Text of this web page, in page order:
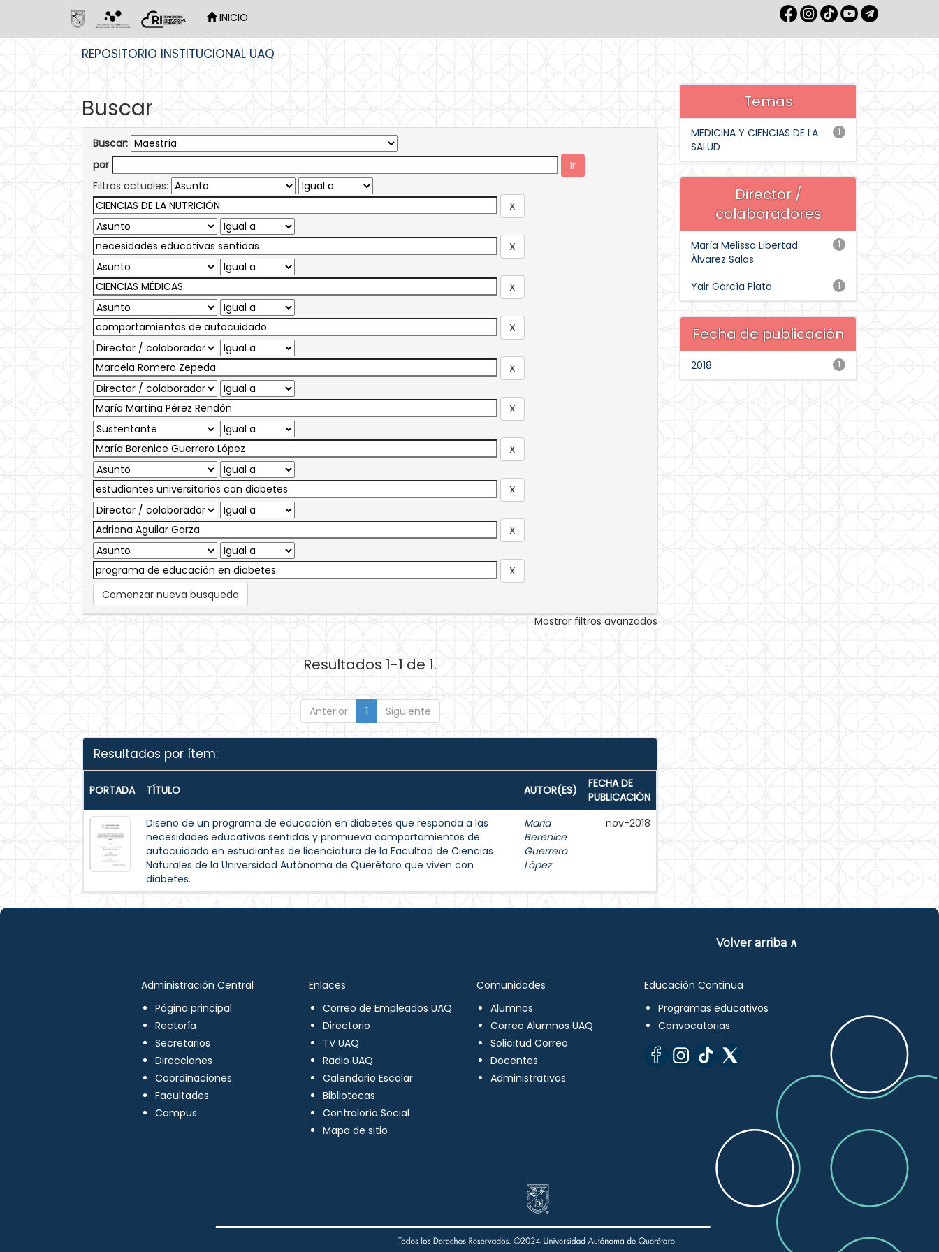
INICIO
REPOSITORIO INSTITUCIONAL UAQ
Buscar
Buscar:
por
Filtros actuales:
Comenzar nueva busqueda
Mostrar filtros avanzados
Resultados 1-1 de 1.
Anterior 1 Siguiente
Resultados por ítem:
PORTADA TÍTULO AUTOR(ES)
FECHA DE
PUBLICACIÓN
Diseño de un programa de educación en diabetes que responda a las
necesidades educativas sentidas y promueva comportamientos de
autocuidado en estudiantes de licenciatura de la Facultad de Ciencias
Naturales de la Universidad Autónoma de Querétaro que viven con
diabetes.
María
Berenice
Guerrero
López
nov-2018
Temas
1
MEDICINA Y CIENCIAS DE LA
SALUD
Director /
colaboradores
1
María Melissa Libertad
Álvarez Salas
1
Yair García Plata
Fecha de publicación
1
2018
Volver arriba ∧
Administración Central
Página principal
Rectoría
Secretarios
Direcciones
Coordinaciones
Facultades
Campus
Enlaces
Correo de Empleados UAQ
Directorio
TV UAQ
Radio UAQ
Calendario Escolar
Bibliotecas
Contraloría Social
Mapa de sitio
Comunidades
Alumnos
Correo Alumnos UAQ
Solicitud Correo
Docentes
Administrativos
Educación Continua
Programas educativos
Convocatorias